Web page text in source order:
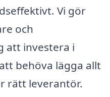
Vi gör
och
att investera i
behöva lägga allt
rätt leverantör.